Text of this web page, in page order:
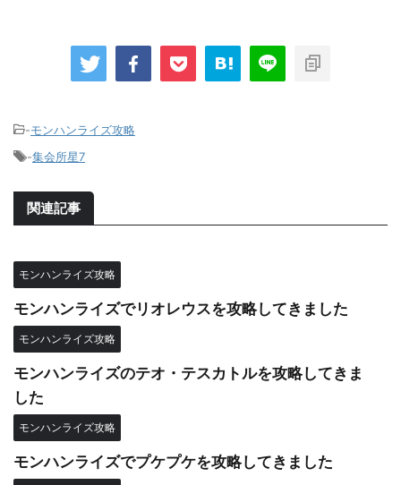
-モンハンライズ攻略
-集会所星7
関連記事
モンハンライズ攻略
モンハンライズでリオレウスを攻略してきました
モンハンライズ攻略
モンハンライズのテオ・テスカトルを攻略してきま
した
モンハンライズ攻略
モンハンライズでプケプケを攻略してきました